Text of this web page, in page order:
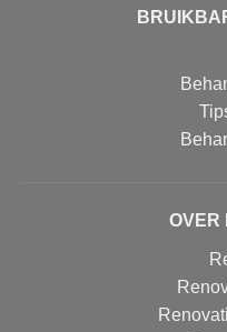
OVER